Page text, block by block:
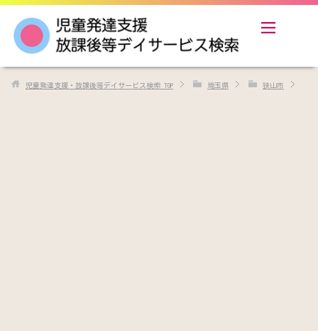
児童発達支援・放課後等デイサービス検索 TOP 埼玉県 狭山市